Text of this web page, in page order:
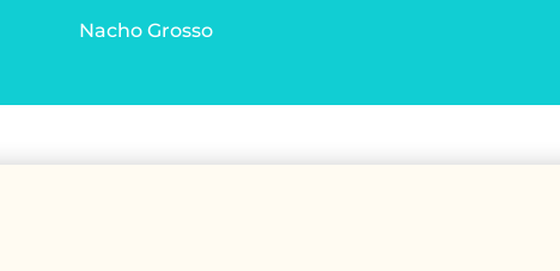
Nacho Grosso